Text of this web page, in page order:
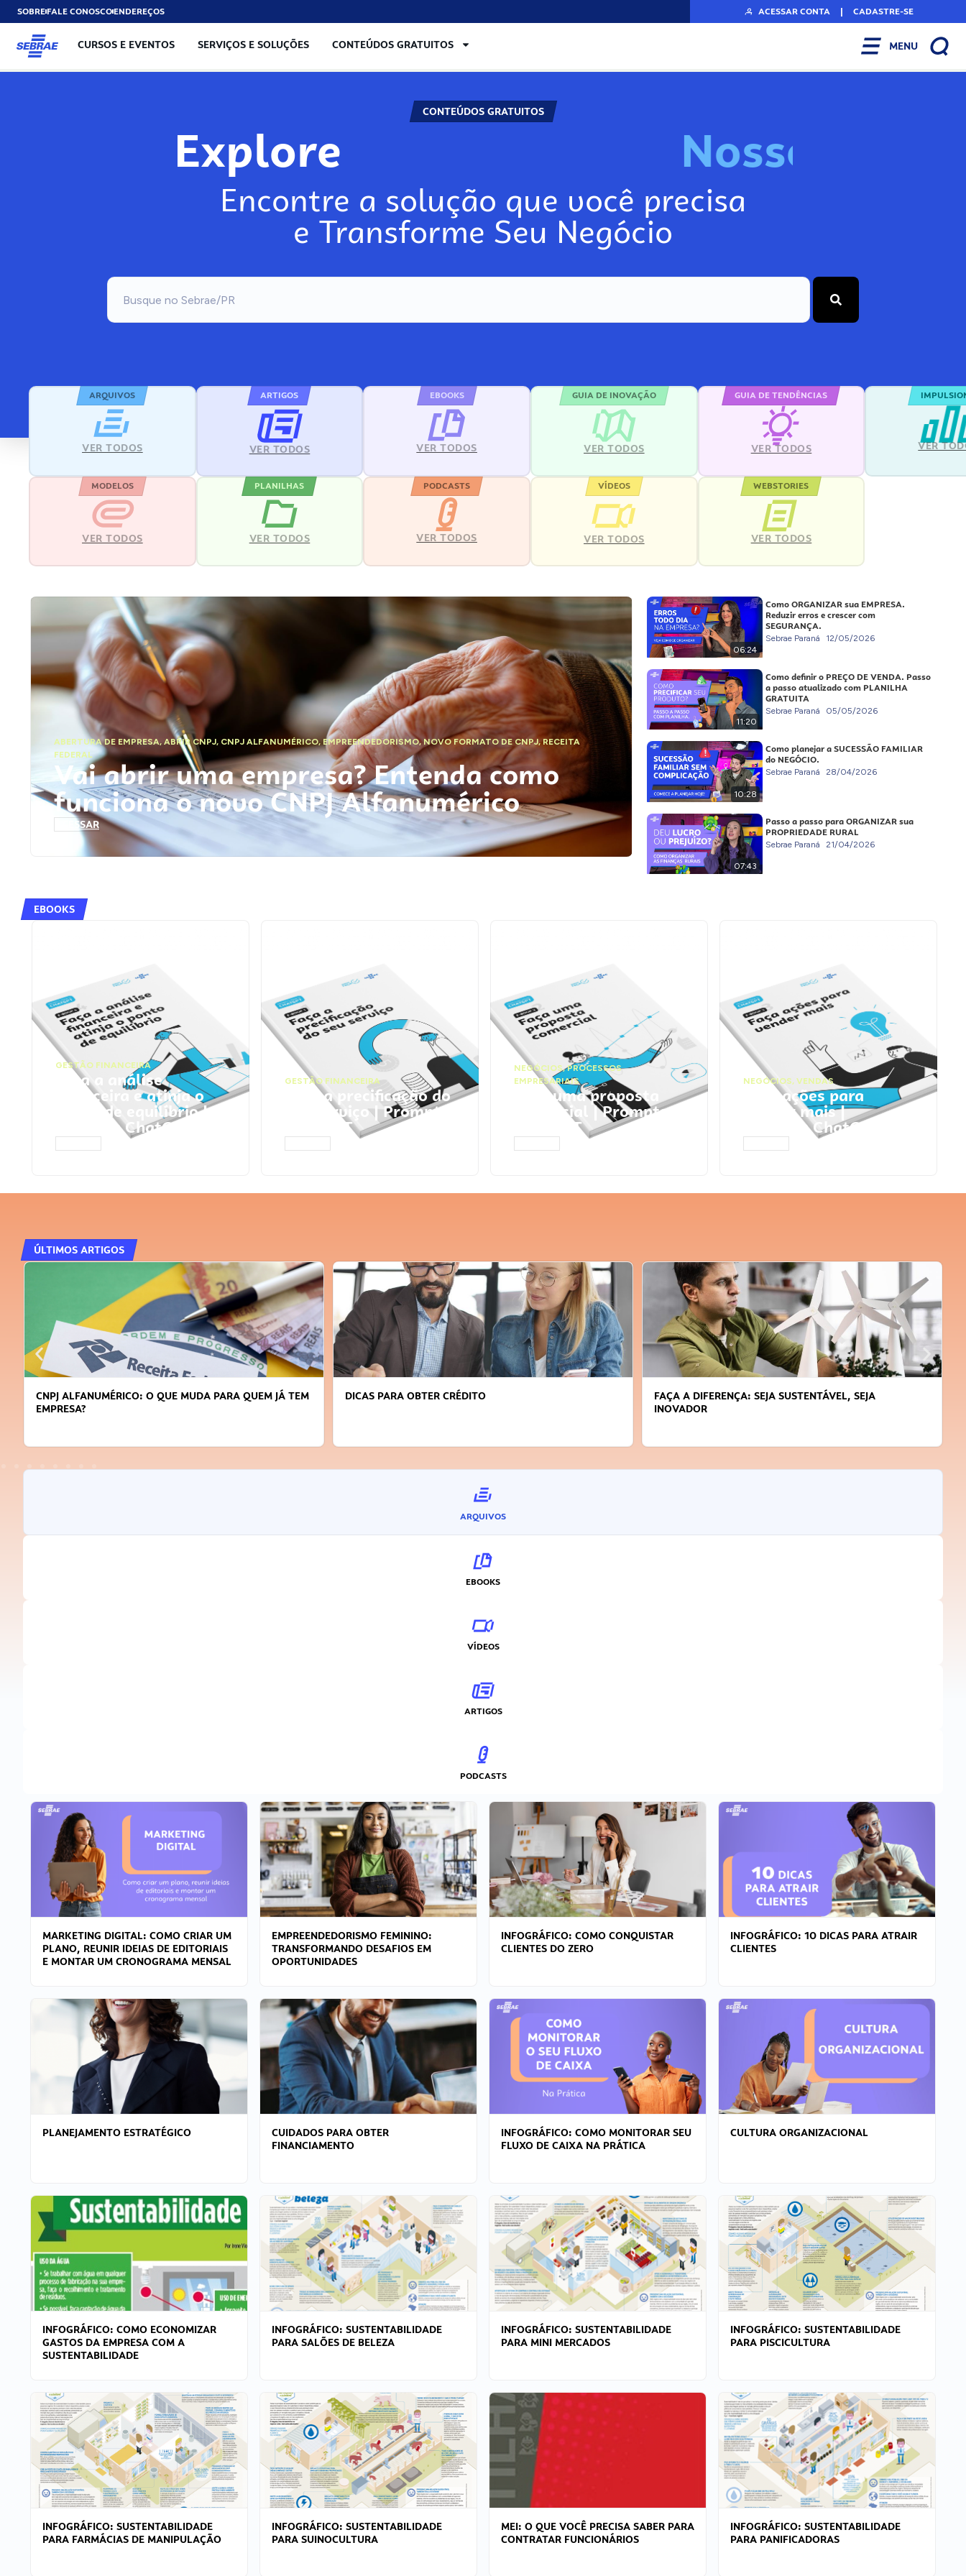
SOBREFALE CONOSCOENDEREÇOS ACESSAR CONTA | CADASTRE-SE
CURSOS E EVENTOS SERVIÇOS E SOLUÇÕES CONTEÚDOS GRATUITOS MENU
CONTEÚDOS GRATUITOS
Explore Nosso
Encontre a solução que você precisa
e Transforme Seu Negócio
ARQUIVOS
VER TODOS
ARTIGOS
VER TODOS
EBOOKS
VER TODOS
GUIA DE INOVAÇÃO
VER TODOS
GUIA DE TENDÊNCIAS
VER TODOS VER
MODELOS
VER TODOS
PLANILHAS
VER TODOS
PODCASTS
VER TODOS
VÍDEOS
VER TODOS
WEBSTORIES
VER TODOS
ABERTURA DE EMPRESA,ABRIR CNPJ, CNPJ ALFANUMÉRICO, EMPREENDEDORISMO,NOVO FORMATO DE CNPJ,RECEITA
FEDERAL
Vai abrir uma empresa? Entenda como
funciona o novo CNPJ Alfanumérico
ACESSAR
06:24
Como ORGANIZAR sua EMPRESA.
Reduzir erros e crescer com
SEGURANÇA.
Sebrae Paraná 12/05/2026
11:20
Como definir o PREÇO DE VENDA. Passo
a passo atualizado com PLANILHA
GRATUITA
Sebrae Paraná 05/05/2026
10:28
Como planejar a SUCESSÃO FAMILIAR
do NEGÓCIO.
Sebrae Paraná 28/04/2026
07:43
Passo a passo para ORGANIZAR sua
PROPRIEDADE RURAL
Sebrae Paraná 21/04/2026
EBOOKS
GESTÃO FINANCEIRA
Faça a análise
financeira e atinja o
ponto de equilíbrio |
Prompts ChatGPT
GESTÃO FINANCEIRA
Faça a precificação do
seu serviço | Prompts
ChatGPT
NEGÓCIOS,PROCESSOS
EMPRESARIAIS
Faça uma proposta
comercial | Prompts
ChatGPT
NEGÓCIOS, VENDAS
Faça ações para
vender mais |
Prompts ChatGPT
ÚLTIMOS ARTIGOS
CNPJ ALFANUMÉRICO: O QUE MUDA PARA QUEM JÁ TEM
EMPRESA?
DICAS PARA OBTER CRÉDITO
FAÇA A DIFERENÇA: SEJA SUSTENTÁVEL, SEJA
INOVADOR
ARQUIVOS
EBOOKS
VÍDEOS
ARTIGOS
PODCASTS
MARKETING DIGITAL: COMO CRIAR UM
PLANO, REUNIR IDEIAS DE EDITORIAIS
E MONTAR UM CRONOGRAMA MENSAL
EMPREENDEDORISMO FEMININO:
TRANSFORMANDO DESAFIOS EM
OPORTUNIDADES
INFOGRÁFICO: COMO CONQUISTAR
CLIENTES DO ZERO
INFOGRÁFICO: 10 DICAS PARA ATRAIR
CLIENTES
PLANEJAMENTO ESTRATÉGICO
CUIDADOS PARA OBTER
FINANCIAMENTO
INFOGRÁFICO: COMO MONITORAR SEU
FLUXO DE CAIXA NA PRÁTICA
CULTURA ORGANIZACIONAL
INFOGRÁFICO: COMO ECONOMIZAR
GASTOS DA EMPRESA COM A
SUSTENTABILIDADE
INFOGRÁFICO: SUSTENTABILIDADE
PARA SALÕES DE BELEZA
INFOGRÁFICO: SUSTENTABILIDADE
PARA MINI MERCADOS
INFOGRÁFICO: SUSTENTABILIDADE
PARA PISCICULTURA
INFOGRÁFICO: SUSTENTABILIDADE
PARA FARMÁCIAS DE MANIPULAÇÃO
INFOGRÁFICO: SUSTENTABILIDADE
PARA SUINOCULTURA
MEI: O QUE VOCÊ PRECISA SABER PARA
CONTRATAR FUNCIONÁRIOS
INFOGRÁFICO: SUSTENTABILIDADE
PARA PANIFICADORAS